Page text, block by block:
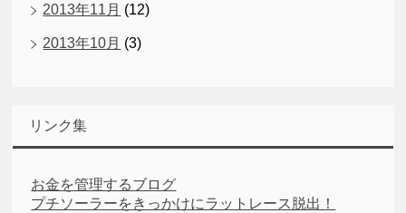
2013年11月 (12)
2013年10月 (3)
リンク集
お金を管理するブログ
プチソーラーをきっかけにラットレース脱出！